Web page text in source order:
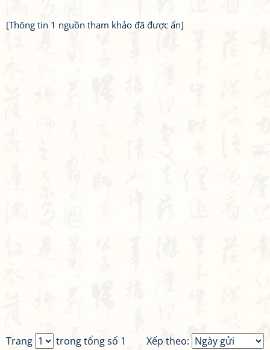
[Thông tin 1 nguồn tham khảo đã được ẩn]
Xếp theo:
Trang
trong tổng số 1